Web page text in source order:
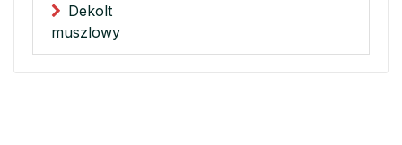
Dekolt
muszlowy